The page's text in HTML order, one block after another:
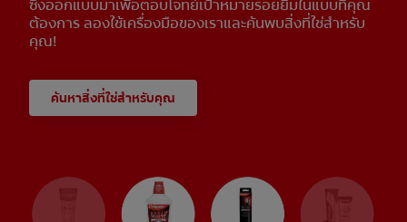
ซึ่งออกแบบมาเพื่อตอบโจทย์เป้าหมายรอยยิ้มในแบบที่คุณ
ต้องการ ลองใช้เครื่องมือของเราและค้นพบสิ่งที่ใช่สำหรับ
คุณ!
ค้นหาสิ่งที่ใช่สำหรับคุณ